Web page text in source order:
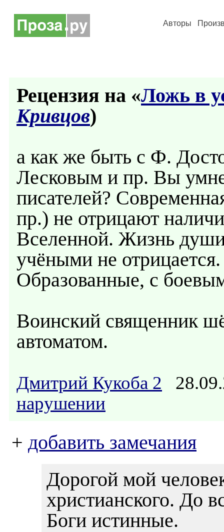
Авторы
Рецензия на «Ложь в
Кривцов)
а как же быть с Ф.
Лесковым и пр. Вы
писателей?
пр.) не отрицают
Вселенной. Жизнь
учёными не
Образованные, с
Воинский священник
автоматом.
Дмитрий Кукоба 2
нарушении
+ добавить замечания
Дорогой мой
христианского. До
Боги истинные.